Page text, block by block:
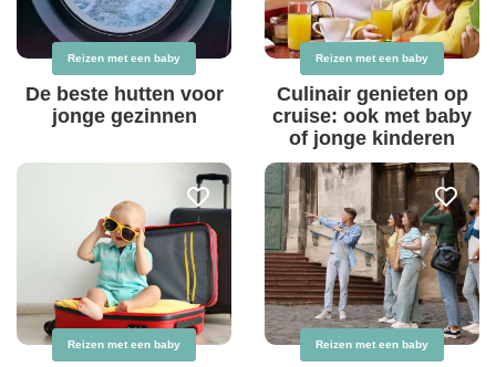
Reizen met een baby
De beste hutten voor
jonge gezinnen
Reizen met een baby
Culinair genieten op
cruise: ook met baby
of jonge kinderen
Reizen met een baby Reizen met een baby